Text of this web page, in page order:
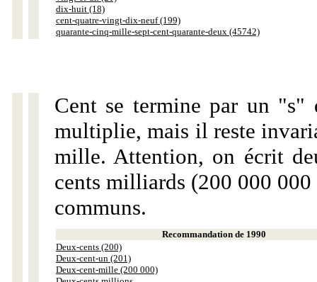
dix-huit (18)
cent-quatre-vingt-dix-neuf (199)
quarante-cinq-mille-sept-cent-quarante-deux (45742)
Cent se termine par un "s"
multiplie, mais il reste
mille. Attention, on écrit
cents milliards (200 000
communs.
Recommandation de 1990
Deux-cents (200)
Deux-cent-un (201)
Deux-cent-mille (200 000)